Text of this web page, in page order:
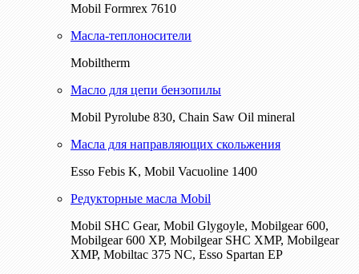
Mobil Formrex 7610
Масла-теплоносители
Mobiltherm
Масло для цепи бензопилы
Mobil Pyrolube 830, Chain Saw Oil mineral
Масла для направляющих скольжения
Esso Febis K, Mobil Vacuoline 1400
Редукторные масла Mobil
Mobil SHC Gear, Mobil Glygoyle, Mobilgear 600,
Mobilgear 600 XP, Mobilgear SHC XMP, Mobilgear
XМP, Mobiltac 375 NC, Esso Spartan EP